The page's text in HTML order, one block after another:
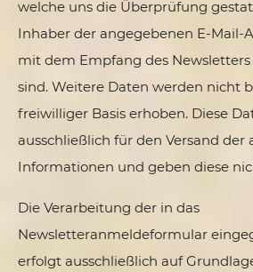
welche uns die Überprüfung
Inhaber der angegebenen E-Mail-
mit dem Empfang des
sind. Weitere Daten werden nicht
freiwilliger Basis erhoben. Diese
ausschließlich für den Versand der
Informationen und geben diese
Die Verarbeitung der in das
Newsletteranmeldeformular
erfolgt ausschließlich auf